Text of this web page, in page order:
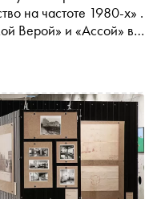
на частоте 1980-х» .
Верой» и «Ассой» в
ведущий
Олег Соболев
саундтрек
— и почему
музыке стала песня
Лидии Мендозы